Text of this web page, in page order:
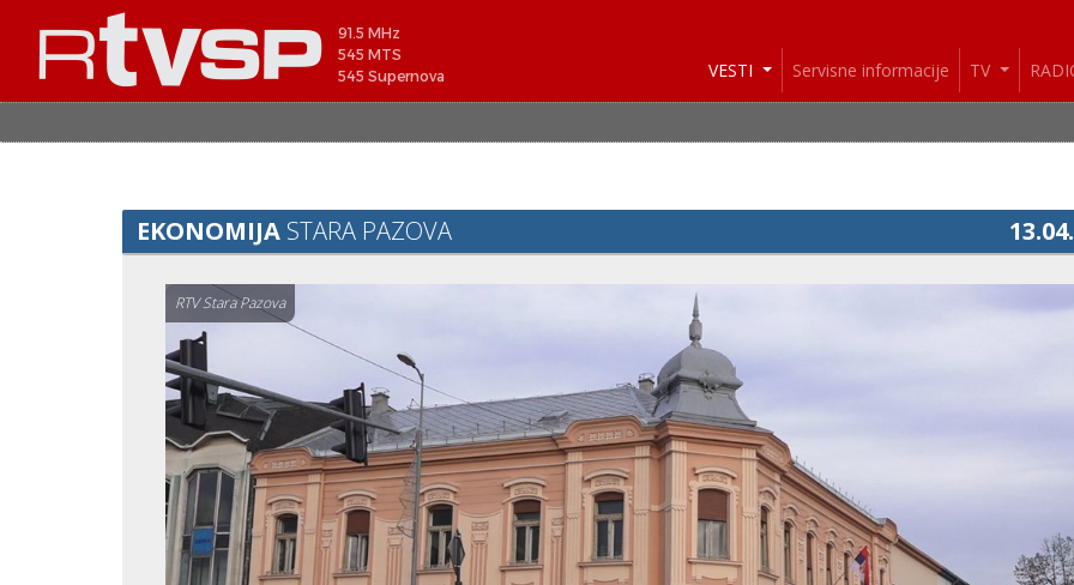
91.5 MHz
545 MTS
545 Supernova
VESTI Servisne informacije TV
EKONOMIJA STARA PAZOVA
RTV Stara Pazova